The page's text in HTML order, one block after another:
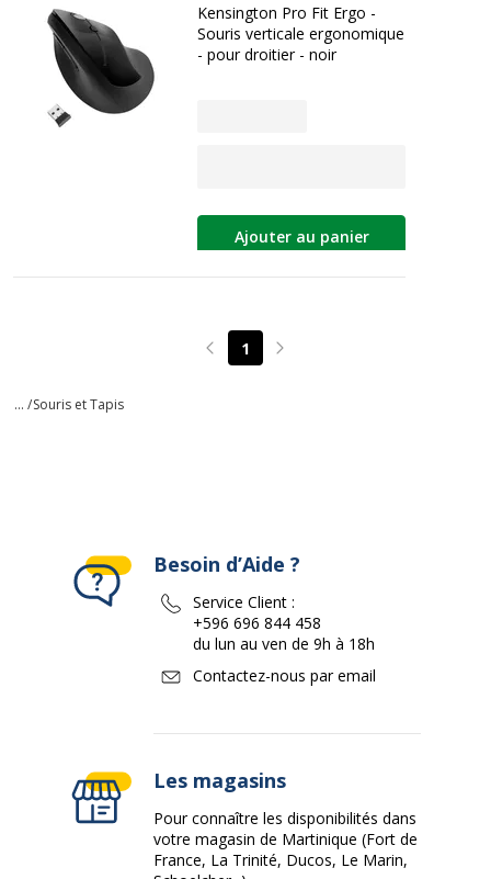
Kensington Pro Fit Ergo -
Souris verticale ergonomique
- pour droitier - noir
Ajouter au panier
Page précédente
1 Page suivante
... /Souris et Tapis
Besoin d’Aide ?
Service Client :
+596 696 844 458
du lun au ven de 9h à 18h
Contactez-nous par email
Les magasins
Pour connaître les disponibilités dans
votre magasin de Martinique (Fort de
France, La Trinité, Ducos, Le Marin,